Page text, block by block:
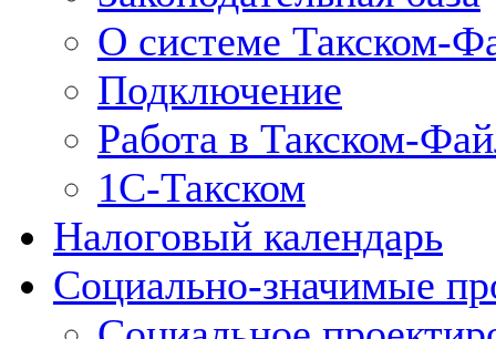
О системе Такском-
Подключение
Работа в Такском-
1С-Такском
Налоговый календарь
Социально-значимые